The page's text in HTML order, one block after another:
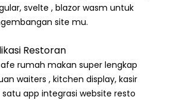
svelte , blazor wasm untuk
site mu.
Restoran
rumah makan super lengkap
waiters , kitchen display, kasir
app integrasi website resto